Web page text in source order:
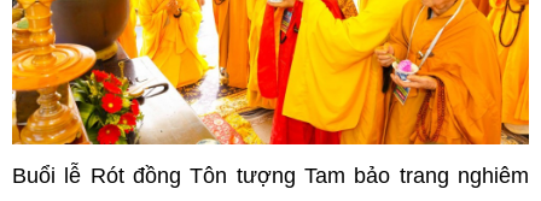
Buổi lễ Rót đồng Tôn tượng Tam bảo trang nghiêm